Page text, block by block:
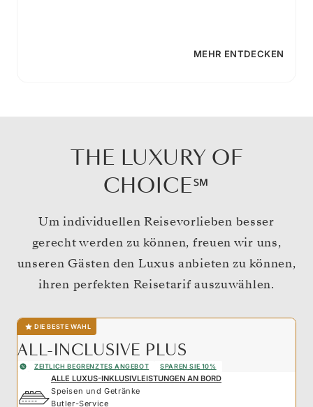
MEHR ENTDECKEN
THE LUXURY OF
CHOICE℠
Um individuellen Reisevorlieben besser
gerecht werden zu können, freuen wir uns,
unseren Gästen den Luxus anbieten zu können,
ihren perfekten Reisetarif auszuwählen.
DIE BESTE WAHL
ALL-INCLUSIVE PLUS
ZEITLICH BEGRENZTES ANGEBOT SPAREN SIE 10%
ALLE LUXUS-INKLUSIVLEISTUNGEN AN BORD
Speisen und Getränke
Butler-Service